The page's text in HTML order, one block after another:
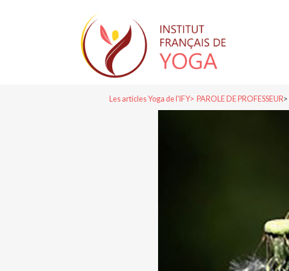
Les articles Yoga de l'IFY PAROLE DE PROFESSEUR